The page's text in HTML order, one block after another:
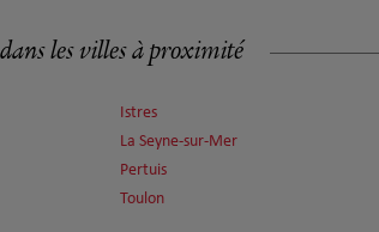
les villes à proximité
Istres
La Seyne-sur-Mer
Pertuis
Toulon